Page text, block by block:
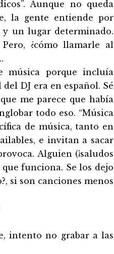
Aunque no queda
la gente entiende por
un lugar determinado.
¿cómo llamarle al
música porque incluía
DJ era en español. Sé
me parece que había
todo eso. “Música
de música, tanto en
e invitan a sacar
Alguien (¡saludos
funciona. Se los dejo
si son canciones menos
intento no grabar a las